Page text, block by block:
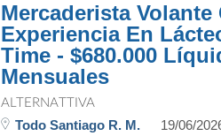
Mercaderista Volante
Experiencia En
Time - $680.000
Mensuales
ALTERNATTIVA
Todo Santiago R. M. 19/06/